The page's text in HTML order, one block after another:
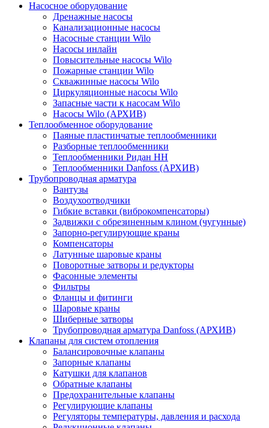
Насосное оборудование
Дренажные насосы
Канализационные насосы
Насосные станции Wilo
Насосы инлайн
Повысительные насосы Wilo
Пожарные станции Wilo
Скважинные насосы Wilo
Циркуляционные насосы Wilo
Запасные части к насосам Wilo
Насосы Wilo (АРХИВ)
Теплообменное оборудование
Паяные пластинчатые теплообменники
Разборные теплообменники
Теплообменники Ридан НН
Теплообменники Danfoss (АРХИВ)
Трубопроводная арматура
Вантузы
Воздухоотводчики
Гибкие вставки (виброкомпенсаторы)
Задвижки с обрезиненным клином (чугунные)
Запорно-регулирующие краны
Компенсаторы
Латунные шаровые краны
Поворотные затворы и редукторы
Фасонные элементы
Фильтры
Фланцы и фитинги
Шаровые краны
Шиберные затворы
Трубопроводная арматура Danfoss (АРХИВ)
Клапаны для систем отопления
Балансировочные клапаны
Запорные клапаны
Катушки для клапанов
Обратные клапаны
Предохранительные клапаны
Регулирующие клапаны
Регуляторы температуры, давления и расхода